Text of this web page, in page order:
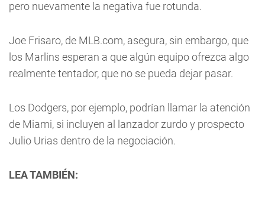
pero nuevamente la negativa fue rotunda.
Joe Frisaro, de MLB.com, asegura, sin embargo, que
los Marlins esperan a que algún equipo ofrezca algo
realmente tentador, que no se pueda dejar pasar.
Los Dodgers, por ejemplo, podrían llamar la atención
de Miami, si incluyen al lanzador zurdo y prospecto
Julio Urias dentro de la negociación.
LEA TAMBIÉN: